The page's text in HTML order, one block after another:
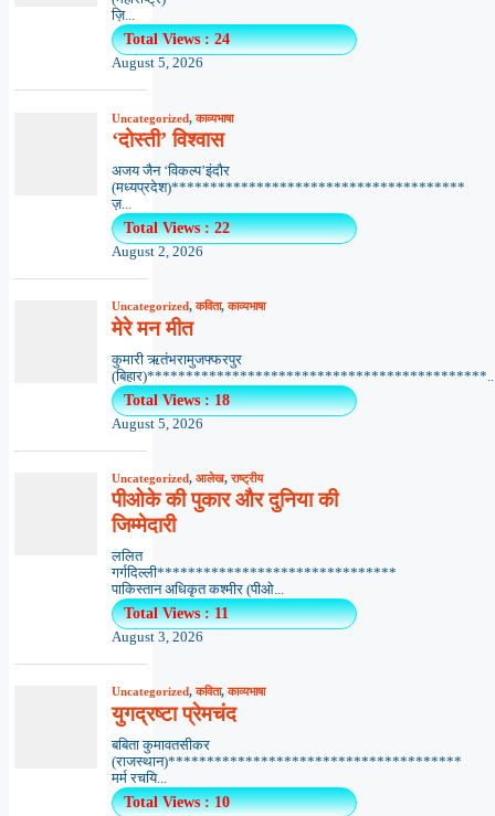
ज़ि...
Total Views : 24
August 5, 2026
Uncategorized,काव्यभाषा
‘दोस्ती’ विश्वास
अजय जैन ‘विकल्प’इंदौर
(मध्यप्रदेश)**************************************
ज़...
Total Views : 22
August 2, 2026
Uncategorized,कविता,काव्यभाषा
मेरे मन मीत
कुमारी ऋतंभरामुजफ्फरपुर
Total Views : 18
August 5, 2026
Uncategorized, आलेख,राष्ट्रीय
पीओके की पुकार और दुनिया की
जिम्मेदारी
ललित
गर्गदिल्ली*******************************
पाकिस्तान अधिकृत कश्मीर (पीओ...
Total Views : 11
August 3, 2026
Uncategorized,कविता,काव्यभाषा
युगद्रष्टा प्रेमचंद
बबिता कुमावतसीकर
(राजस्थान)**************************************
मर्म रचयि...
Total Views : 10